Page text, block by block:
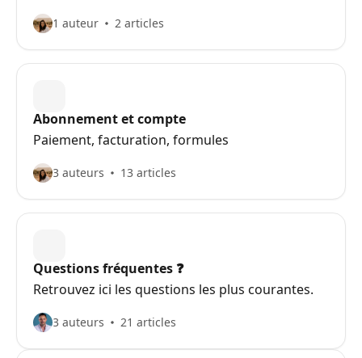
1 auteur 2 articles
Abonnement et compte
Paiement, facturation, formules
3 auteurs 13 articles
Questions fréquentes ❓️
Retrouvez ici les questions les plus courantes.
3 auteurs 21 articles